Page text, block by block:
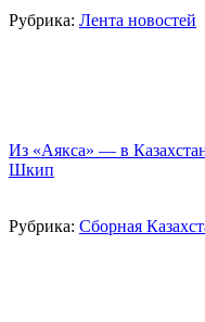
Рубрика: Лента новостей
Из «Аякса» — в
Шкип
Рубрика: Сборная